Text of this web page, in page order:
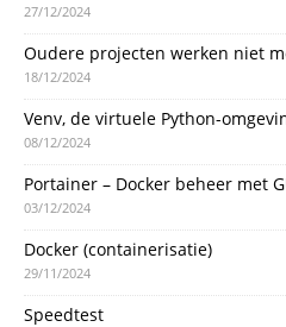
27/12/2024
Oudere projecten werken niet
18/12/2024
Venv, de virtuele Python-
08/12/2024
Portainer – Docker beheer met
03/12/2024
Docker (containerisatie)
29/11/2024
Speedtest